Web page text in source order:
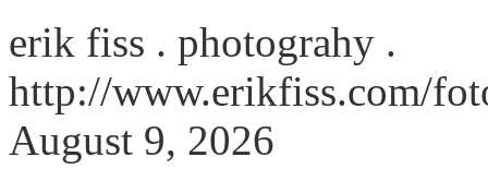
erik fiss . photograhy .
http://www.erikfiss.com/
August 9, 2026